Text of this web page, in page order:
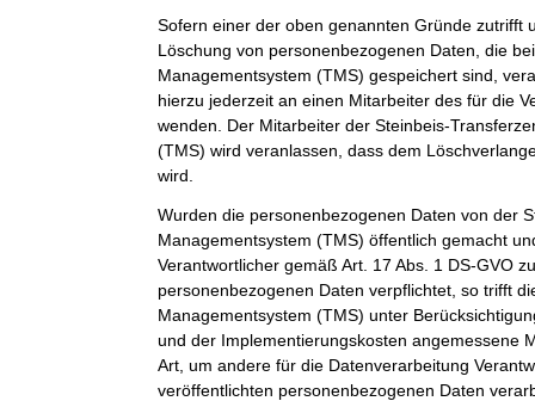
Sofern einer der oben genannten Gründe zutrifft
Löschung von personenbezogenen Daten, die
Managementsystem (TMS) gespeichert sind,
hierzu jederzeit an einen Mitarbeiter des für die
wenden. Der Mitarbeiter der Steinbeis-
(TMS) wird veranlassen, dass dem
wird.
Wurden die personenbezogenen Daten von der
Managementsystem (TMS) öffentlich gemacht
Verantwortlicher gemäß Art. 17 Abs. 1 DS-GVO
personenbezogenen Daten verpflichtet, so trifft
Managementsystem (TMS) unter
und der Implementierungskosten angemessene
Art, um andere für die Datenverarbeitung
veröffentlichten personenbezogenen Daten